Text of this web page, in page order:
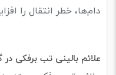
دام‌ها، خطر انتقال را
علائم بالینی تب برفکی در